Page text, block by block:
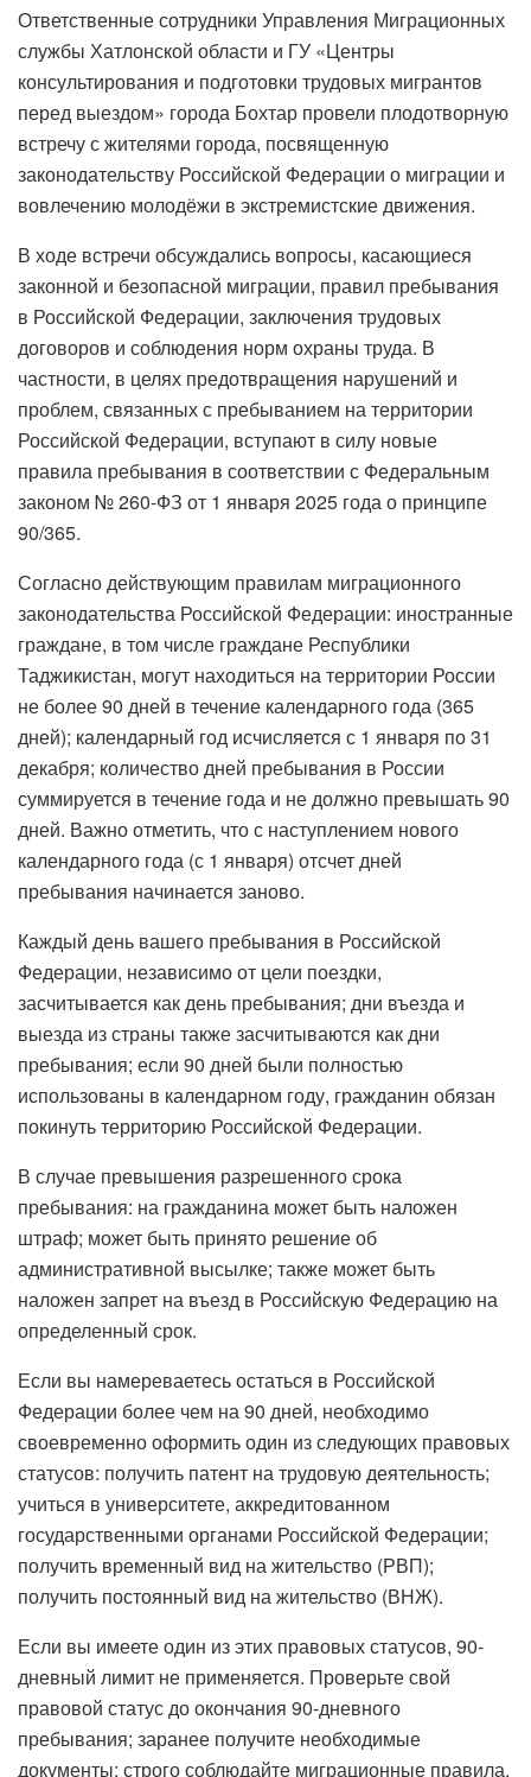
Ответственные сотрудники Управления Миграционных
службы Хатлонской области и ГУ «Центры
консультирования и подготовки трудовых мигрантов
перед выездом» города Бохтар провели плодотворную
встречу с жителями города, посвященную
законодательству Российской Федерации о миграции и
вовлечению молодёжи в экстремистские движения.
В ходе встречи обсуждались вопросы, касающиеся
законной и безопасной миграции, правил пребывания
в Российской Федерации, заключения трудовых
договоров и соблюдения норм охраны труда. В
частности, в целях предотвращения нарушений и
проблем, связанных с пребыванием на территории
Российской Федерации, вступают в силу новые
правила пребывания в соответствии с Федеральным
законом № 260-ФЗ от 1 января 2025 года о принципе
90/365.
Согласно действующим правилам миграционного
законодательства Российской Федерации: иностранные
граждане, в том числе граждане Республики
Таджикистан, могут находиться на территории России
не более 90 дней в течение календарного года (365
дней); календарный год исчисляется с 1 января по 31
декабря; количество дней пребывания в России
суммируется в течение года и не должно превышать 90
дней. Важно отметить, что с наступлением нового
календарного года (с 1 января) отсчет дней
пребывания начинается заново.
Каждый день вашего пребывания в Российской
Федерации, независимо от цели поездки,
засчитывается как день пребывания; дни въезда и
выезда из страны также засчитываются как дни
пребывания; если 90 дней были полностью
использованы в календарном году, гражданин обязан
покинуть территорию Российской Федерации.
В случае превышения разрешенного срока
пребывания: на гражданина может быть наложен
штраф; может быть принято решение об
административной высылке; также может быть
наложен запрет на въезд в Российскую Федерацию на
определенный срок.
Если вы намереваетесь остаться в Российской
Федерации более чем на 90 дней, необходимо
своевременно оформить один из следующих правовых
статусов: получить патент на трудовую деятельность;
учиться в университете, аккредитованном
государственными органами Российской Федерации;
получить временный вид на жительство (РВП);
получить постоянный вид на жительство (ВНЖ).
Если вы имеете один из этих правовых статусов, 90-
дневный лимит не применяется. Проверьте свой
правовой статус до окончания 90-дневного
пребывания; заранее получите необходимые
документы; строго соблюдайте миграционные правила,